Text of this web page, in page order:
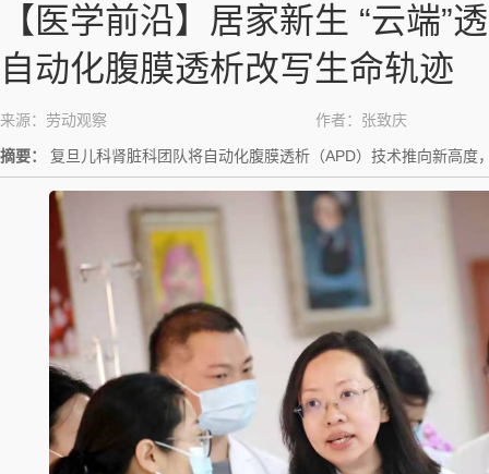
【医学前沿】居家新生 “云端”
自动化腹膜透析改写生命轨迹
来源：劳动观察 作者：张致庆
摘要： 复旦儿科肾脏科团队将自动化腹膜透析（APD）技术推向新高度